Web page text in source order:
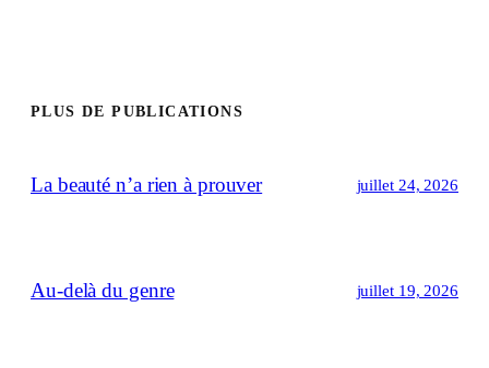
PLUS DE PUBLICATIONS
La beauté n’a rien à prouver juillet 24, 2026
Au-delà du genre juillet 19, 2026